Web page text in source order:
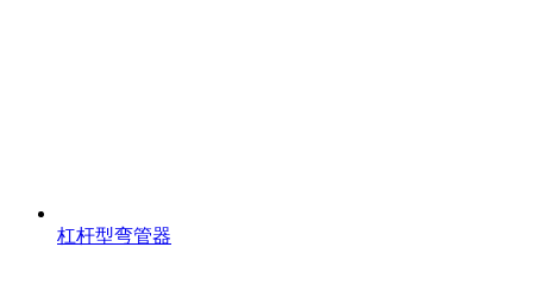
杠杆型弯管器